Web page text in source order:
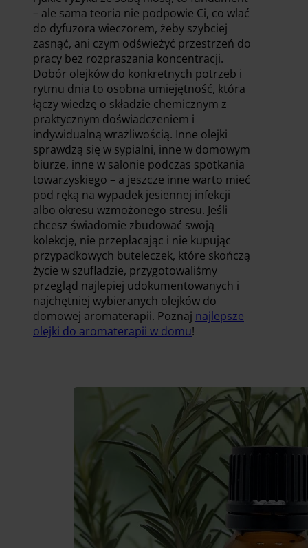
– ale sama teoria nie podpowie Ci, co wlać
do dyfuzora wieczorem, żeby szybciej
zasnąć, ani czym odświeżyć przestrzeń do
pracy bez rozpraszania koncentracji.
Dobór olejków do konkretnych potrzeb i
rytmu dnia to osobna umiejętność, która
łączy wiedzę o składzie chemicznym z
praktycznym doświadczeniem i
indywidualną wrażliwością. Inne olejki
sprawdzą się w sypialni, inne w domowym
biurze, inne w salonie podczas spotkania
towarzyskiego – a jeszcze inne warto mieć
pod ręką na wypadek jesiennej infekcji
albo okresu wzmożonego stresu. Jeśli
chcesz świadomie zbudować swoją
kolekcję, nie przepłacając i nie kupując
przypadkowych buteleczek, które skończą
życie w szufladzie, przygotowaliśmy
przegląd najlepiej udokumentowanych i
najchętniej wybieranych olejków do
domowej aromaterapii. Poznaj najlepsze
olejki do aromaterapii w domu!